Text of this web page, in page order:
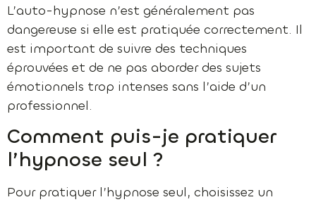
L’auto-hypnose n’est généralement pas
dangereuse si elle est pratiquée correctement. Il
est important de suivre des techniques
éprouvées et de ne pas aborder des sujets
émotionnels trop intenses sans l’aide d’un
professionnel.
Comment puis-je pratiquer
l’hypnose seul ?
Pour pratiquer l’hypnose seul, choisissez un